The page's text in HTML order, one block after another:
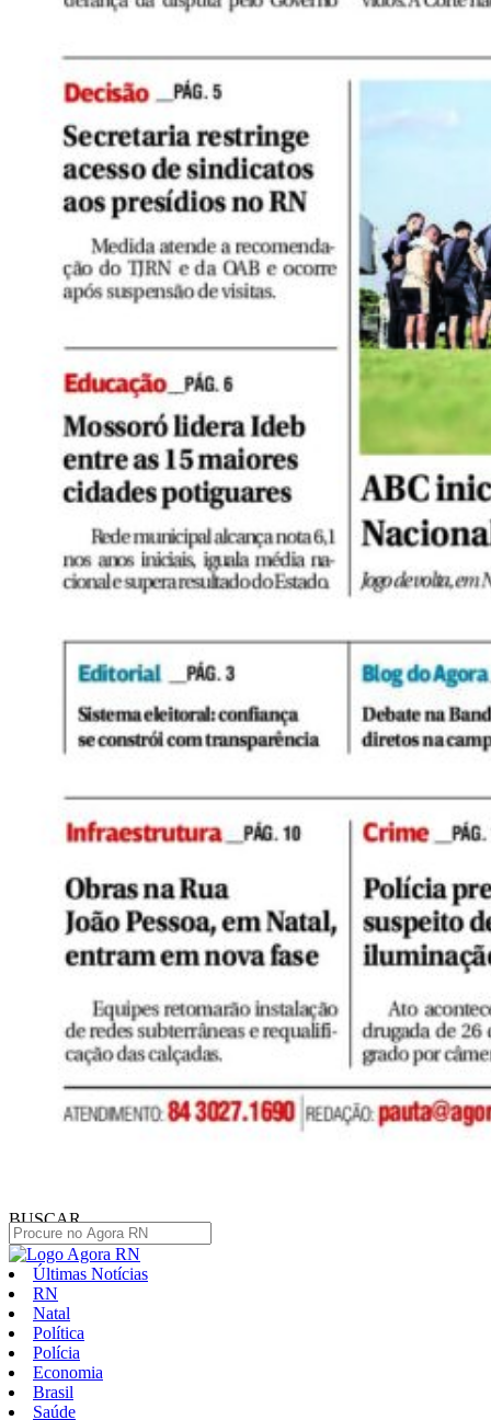
BUSCAR
Últimas Notícias
RN
Natal
Política
Polícia
Economia
Brasil
Saúde